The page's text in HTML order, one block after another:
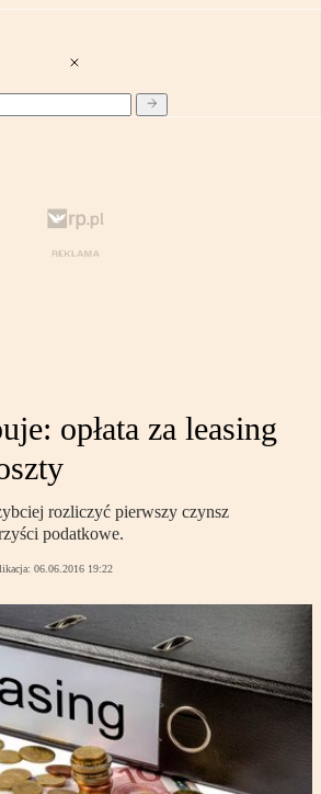
opłata za leasing
rozliczyć pierwszy czynsz
podatkowe.
06.06.2016 19:22